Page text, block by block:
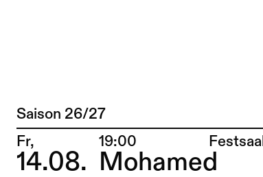
Zu Aktuelles springen
Zu Seiten springen
Nisha Sajnani – Sophiensæle |
Programm
Saison 26/27
Fr,
14.08.
19:00 Ort:
Festsaal
Mohamed